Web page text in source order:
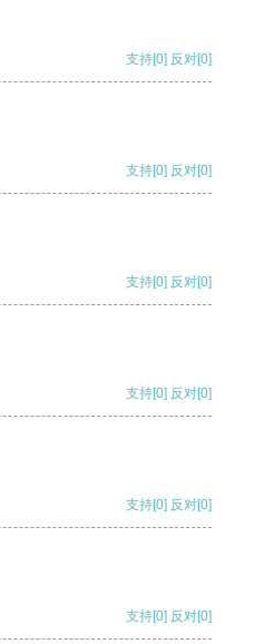
支持[0] 反对[0]
支持[0] 反对[0]
支持[0] 反对[0]
支持[0] 反对[0]
支持[0] 反对[0]
支持[0] 反对[0]